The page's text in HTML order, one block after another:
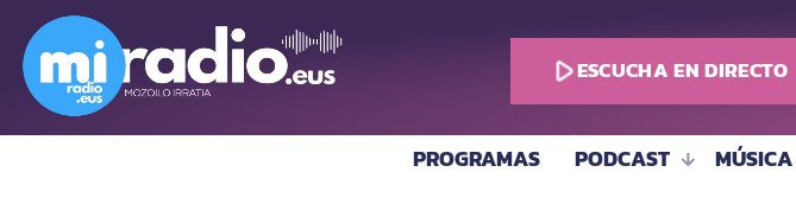
play_arrowESCUCHA EN DIRECTO
PROGRAMAS PODCAST MÚSICA